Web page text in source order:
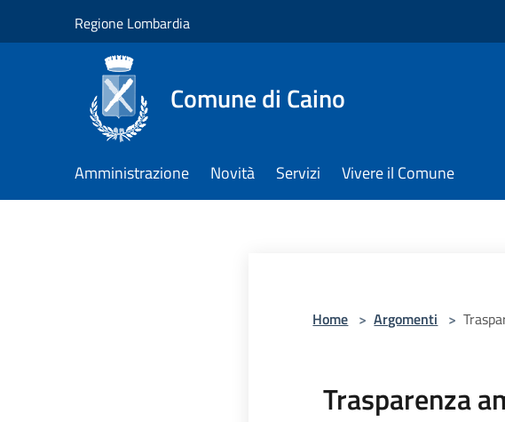
Regione Lombardia
Comune di Caino
Amministrazione Novità Servizi Vivere il Comune
Home > Argomenti >
Trasparenza